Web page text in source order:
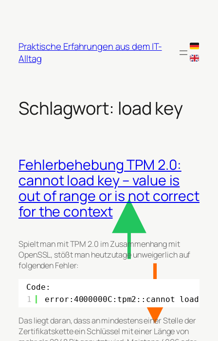
Praktische Erfahrungen aus dem IT-
Alltag
Schlagwort: load key
Fehlerbehebung TPM 2.0:
cannot load key – value is
out of range or is not correct
for the context
Spielt man mit TPM 2.0 im Zusammenhang mit
OpenSSL, stößt man heutzutage unweigerlich auf
folgenden Fehler:
Code:
1
error:4000000C:tpm2::cannot load
Das liegt daran, dass an mindestens einer Stelle der
Zertifikatskette ein Schlüssel mit einer Länge von